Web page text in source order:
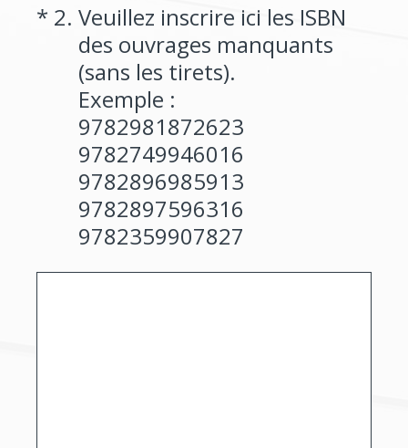
* 2. Veuillez inscrire ici les ISBN
des ouvrages manquants
(sans les tirets).
Exemple :
9782981872623
9782749946016
9782896985913
9782897596316
9782359907827
(Obligatoire)